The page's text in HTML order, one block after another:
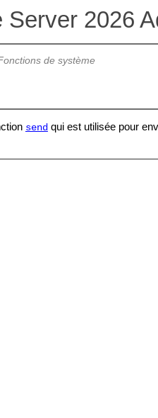
2026
de système
sendqui est utilisée pour